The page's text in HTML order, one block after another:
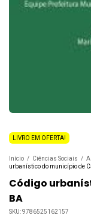
LIVRO EM OFERTA!
Início / Ciências Sociais /
urbanístico do município de
Código
BA
SKU:9786525162157